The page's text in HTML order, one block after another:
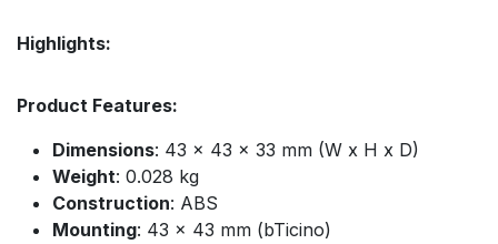
Highlights:
Product Features:
Dimensions: 43 x 43 x 33 mm (W x H x D)
Weight: 0.028 kg
Construction: ABS
Mounting: 43 x 43 mm (bTicino)